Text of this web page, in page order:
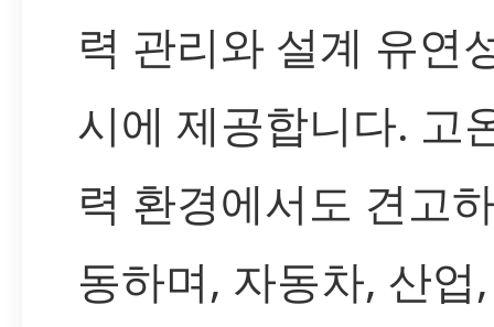
력 관리와 설계 유연
시에 제공합니다. 고
력 환경에서도 견고
동하며, 자동차, 산업